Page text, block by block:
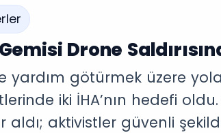
Drone
yardım götürmek üzere
iki İHA’nın hedefi
aldı; aktivistler güvenli